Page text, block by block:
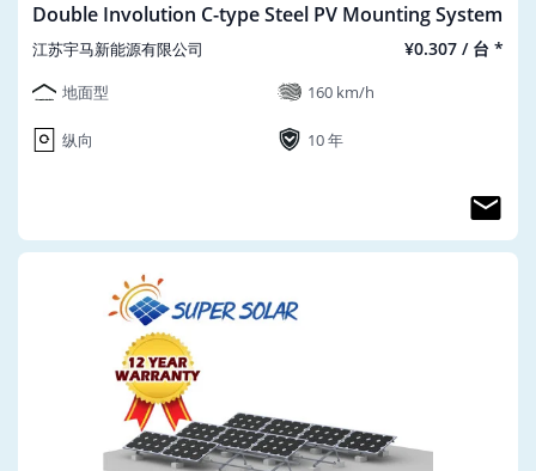
Double Involution C-type Steel PV Mounting System
江苏宇马新能源有限公司 ¥0.307 / 台 *
地面型 160 km/h
纵向 10 年